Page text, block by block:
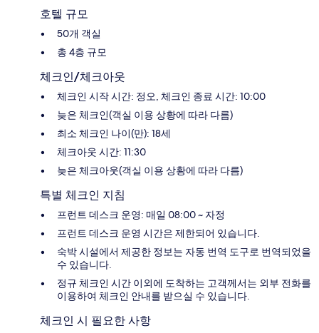
호텔 규모
50개 객실
총 4층 규모
체크인/체크아웃
체크인 시작 시간: 정오, 체크인 종료 시간: 10:00
늦은 체크인(객실 이용 상황에 따라 다름)
최소 체크인 나이(만): 18세
체크아웃 시간: 11:30
늦은 체크아웃(객실 이용 상황에 따라 다름)
특별 체크인 지침
프런트 데스크 운영: 매일 08:00 ~ 자정
프런트 데스크 운영 시간은 제한되어 있습니다.
숙박 시설에서 제공한 정보는 자동 번역 도구로 번역되었을
수 있습니다.
정규 체크인 시간 이외에 도착하는 고객께서는 외부 전화를
이용하여 체크인 안내를 받으실 수 있습니다.
체크인 시 필요한 사항